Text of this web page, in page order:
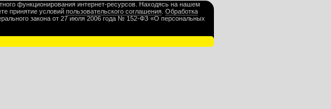
функционирования интернет‑ресурсов. Находясь на нашем
принятие условий пользовательского соглашения Обработка
закона от 27 июля 2006 года № 152‑ФЗ «О персональных